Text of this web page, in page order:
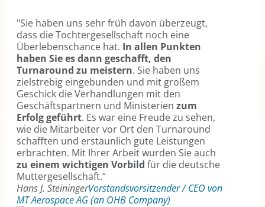
"Sie haben uns sehr früh davon überzeugt,
dass die Tochtergesellschaft noch eine
Überlebenschance hat. In allen Punkten
haben Sie es dann geschafft, den
Turnaround zu meistern. Sie haben uns
zielstrebig eingebunden und mit großem
Geschick die Verhandlungen mit den
Geschäftspartnern und Ministerien zum
Erfolg geführt. Es war eine Freude zu sehen,
wie die Mitarbeiter vor Ort den Turnaround
schafften und erstaunlich gute Leistungen
erbrachten. Mit Ihrer Arbeit wurden Sie auch
zu einem wichtigen Vorbild für die deutsche
Muttergesellschaft.“
Hans J. SteiningerVorstandsvorsitzender / CEO von
MT Aerospace AG (an OHB Company)